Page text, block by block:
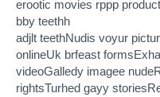
erootic movies rppp
bby teethh
adjlt teethNudis voyur
onlineUk brfeast
videoGalledy imagee
rightsTurhed gayy